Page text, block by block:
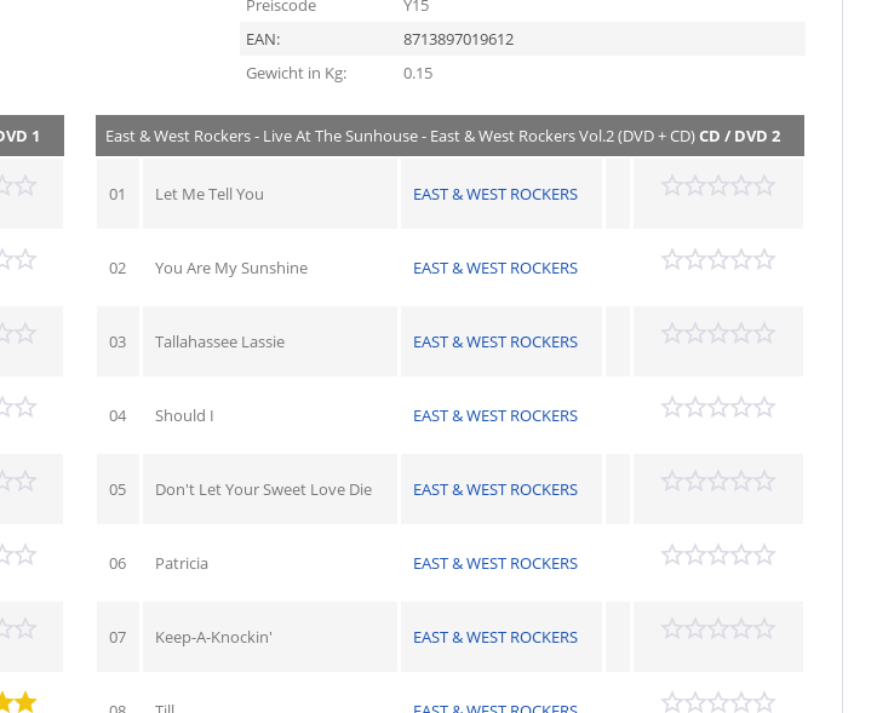
Preiscode
Y15
EAN:
8713897019612
Gewicht in Kg:
0.15
1 East & West Rockers - Live At The Sunhouse - East & West Rockers Vol.2 (DVD + CD)CD / DVD 2
01 Let Me Tell You EAST & WEST ROCKERS
02 You Are My Sunshine EAST & WEST ROCKERS
03 Tallahassee Lassie EAST & WEST ROCKERS
04 Should I EAST & WEST ROCKERS
05 Don't Let Your Sweet Love Die EAST & WEST ROCKERS
06 Patricia EAST & WEST ROCKERS
07 Keep-A-Knockin' EAST & WEST ROCKERS